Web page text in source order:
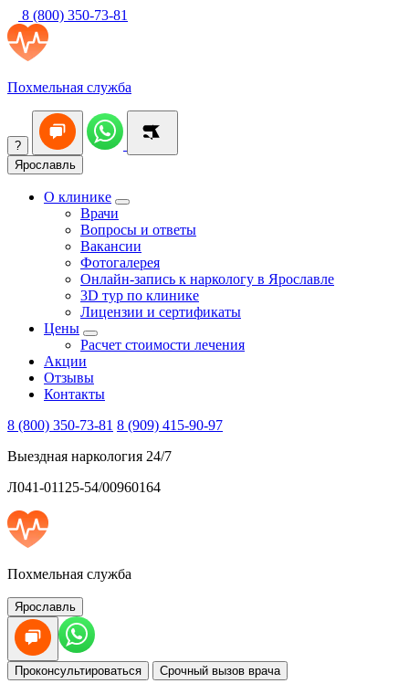
8 (800) 350-73-81
Похмельная служба
?
Ярославль
О клинике
Врачи
Вопросы и ответы
Вакансии
Фотогалерея
Онлайн-запись к наркологу в Ярославле
3D тур по клинике
Лицензии и сертификаты
Цены
Расчет стоимости лечения
Акции
Отзывы
Контакты
8 (800) 350-73-81 8 (909) 415-90-97
Выездная наркология 24/7
Л041-01125-54/00960164
Похмельная служба
Ярославль
Проконсультироваться Срочный вызов врача